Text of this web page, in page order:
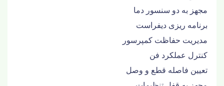
مجهز به دو سنسور دما
برنامه ریزی دیفراست
مدیریت حفاظت کمپرسور
کنترل عملکرد فن
تعیین فاصله قطع و وصل